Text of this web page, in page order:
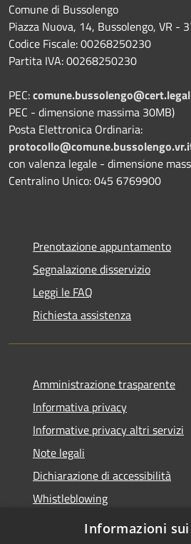
Comune di Bussolengo
Piazza Nuova, 14, Bussolengo, VR -
Codice Fiscale: 00268250230
Partita IVA: 00268250230
PEC:
PEC - dimensione massima 30MB)
Posta Elettronica Ordinaria:
con valenza legale - dimensione
Centralino Unico: 045 6769900
Prenotazione appuntamento
Segnalazione disservizio
Leggi le FAQ
Richiesta assistenza
Amministrazione trasparente
Informativa privacy
Informative privacy altri servizi
Note legali
Dichiarazione di accessibilità
Whistleblowing
Informazioni